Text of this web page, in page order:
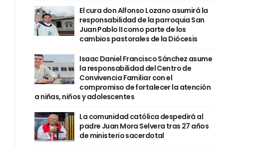
El cura don Alfonso Lozano asumirá la
responsabilidad de la parroquia San
Juan Pablo II como parte de los
cambios pastorales de la Diócesis
Isaac Daniel Francisco Sánchez asume
la responsabilidad del Centro de
Convivencia Familiar con el
compromiso de fortalecer la atención
a niñas, niños y adolescentes
La comunidad católica despedirá al
padre Juan Mora Selvera tras 27 años
de ministerio sacerdotal